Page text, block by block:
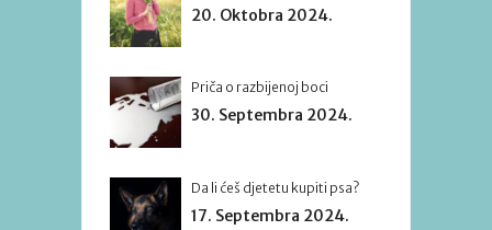
20. Oktobra 2024.
Priča o razbijenoj boci
30. Septembra 2024.
Da li ćeš djetetu kupiti psa?
17. Septembra 2024.